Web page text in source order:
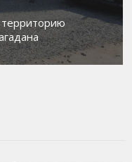
пилотному проекту по
из групп